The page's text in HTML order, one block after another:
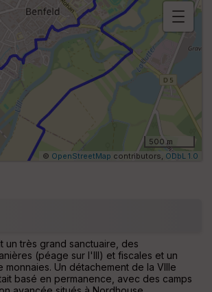
B
or
s
ki
q
er
tu
re
500 m
© OpenStreetMap contributors, ODbL 1.0
un très grand sanctuaire, des
(péage sur l'Ill) et fiscales et un
Un détachement de la VIIIe
basé en permanence, avec des camps